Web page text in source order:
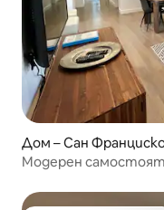
Дом – Сан
Модерен